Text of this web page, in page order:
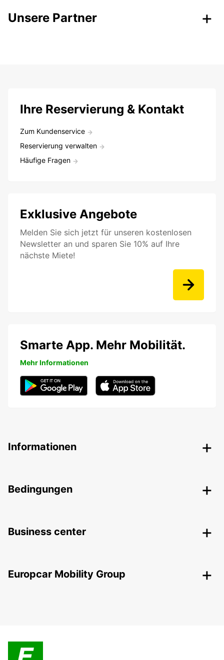
Unsere Partner
Ihre Reservierung & Kontakt
Zum Kundenservice
Reservierung verwalten
Häufige Fragen
Exklusive Angebote
Melden Sie sich jetzt für unseren kostenlosen
Newsletter an und sparen Sie 10% auf Ihre
nächste Miete!
Smarte App. Mehr Mobilität.
Mehr Informationen
Informationen
Bedingungen
Business center
Europcar Mobility Group